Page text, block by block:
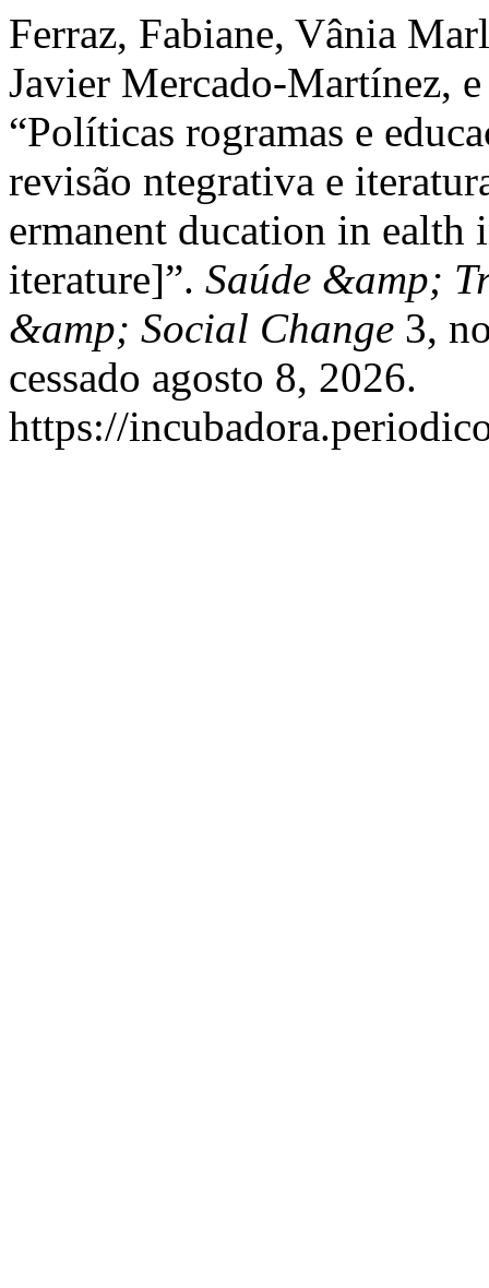
Ferraz, Fabiane, Vânia
Javier Mercado-Martínez,
“Políticas rogramas e
revisão ntegrativa e
ermanent ducation in
iterature]”. Saúde &amp;
&amp; Social Change 3,
cessado agosto 8, 2026.
https://